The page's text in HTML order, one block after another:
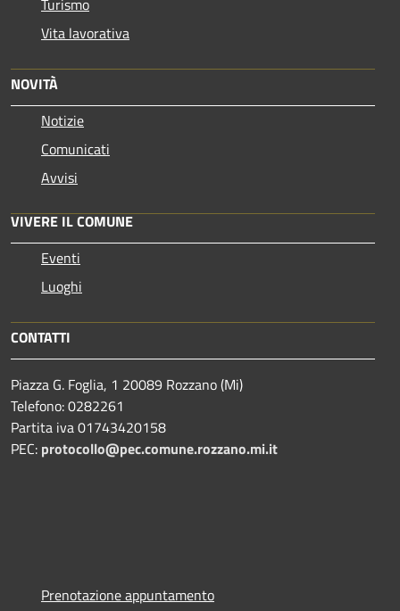
Vita lavorativa
NOVITÀ
Notizie
Comunicati
Avvisi
VIVERE IL COMUNE
Eventi
Luoghi
CONTATTI
Piazza G. Foglia, 1 20089 Rozzano (Mi)
Telefono: 0282261
Partita iva 01743420158
PEC: protocollo@pec.comune.rozzano.mi.it
Prenotazione appuntamento